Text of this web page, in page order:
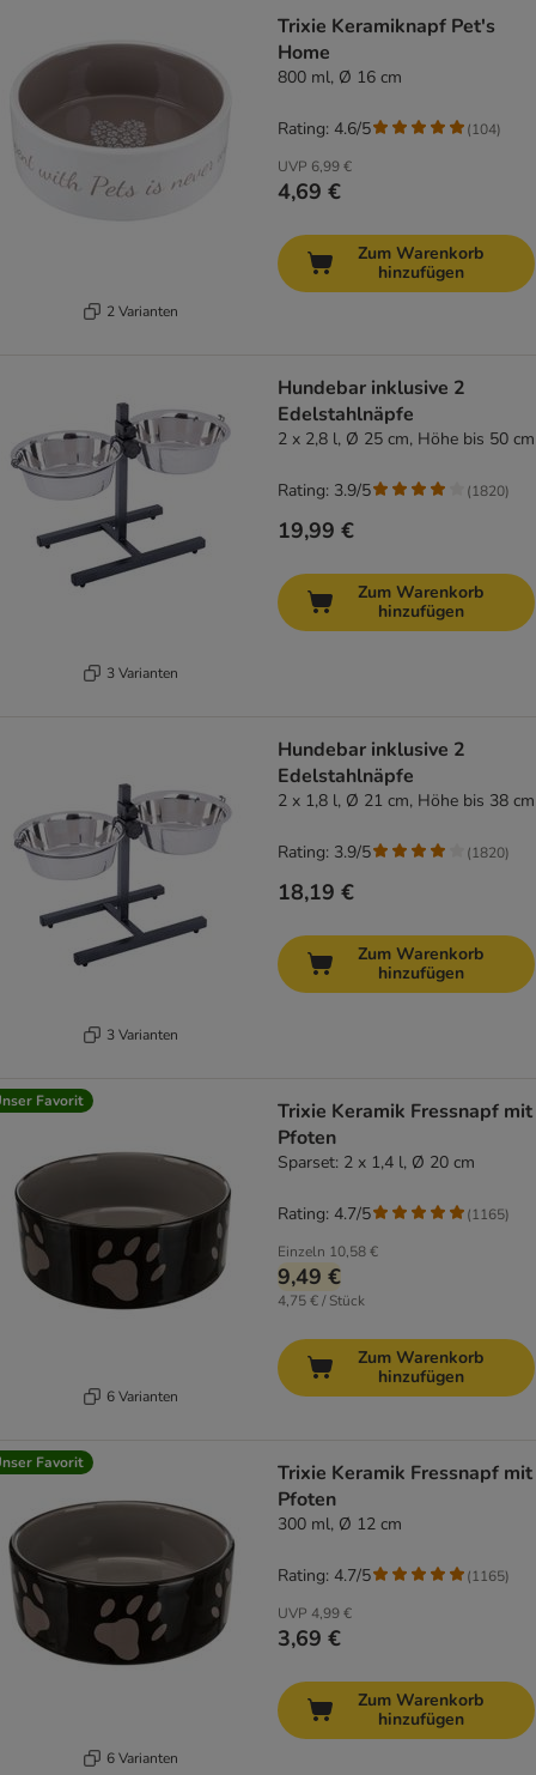
2 Varianten
Trixie Keramiknapf Pet's
Home
800 ml, Ø 16 cm
UVP 6,99 €
4,69 €
Rating: 4.6/5 (104)
Zum Warenkorb
hinzufügen
3 Varianten
Hundebar inklusive 2
Edelstahlnäpfe
2 x 2,8 l, Ø 25 cm, Höhe bis 50 cm
19,99 €
Rating: 3.9/5 (1820)
Zum Warenkorb
hinzufügen
3 Varianten
Hundebar inklusive 2
Edelstahlnäpfe
2 x 1,8 l, Ø 21 cm, Höhe bis 38 cm
18,19 €
Rating: 3.9/5 (1820)
Zum Warenkorb
hinzufügen
Favorit
6 Varianten
Trixie Keramik Fressnapf mit
Pfoten
Sparset: 2 x 1,4 l, Ø 20 cm
Einzeln 10,58 €
9,49 €
4,75 € / Stück
Rating: 4.7/5 (1165)
Zum Warenkorb
hinzufügen
Favorit
6 Varianten
Trixie Keramik Fressnapf mit
Pfoten
300 ml, Ø 12 cm
UVP 4,99 €
3,69 €
Rating: 4.7/5 (1165)
Zum Warenkorb
hinzufügen